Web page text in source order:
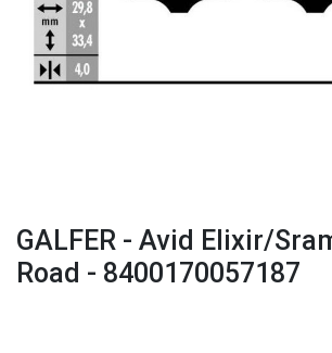
GALFER - Avid Elixir/
Road - 8400170057187